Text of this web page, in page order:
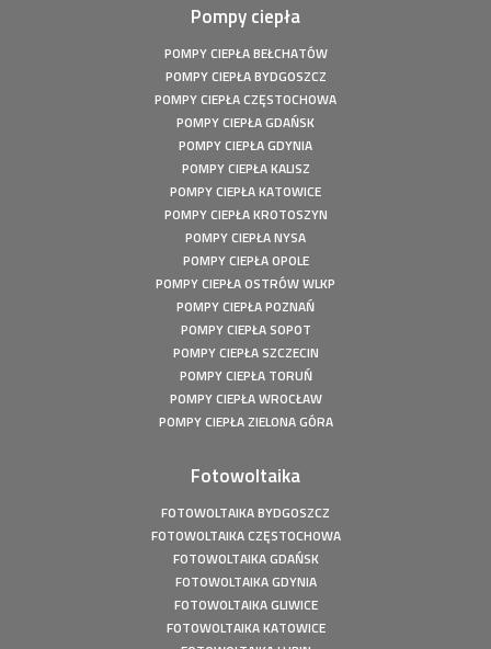
Fotowoltaika Wola Droszewska - Instalacja fotowoltaiczna
o mocy: 4,99 kWp
Fotowoltaika Aquapark Kalisz - Instalacja fotowoltaiczna o
Fotowoltaika Bełchatów - Instalacja fotowoltaiczna o
Pompa ciepła Kępiny Wielkie - Mitsubishi Heavy Split -
Pompa ciepła Wola Droszewska - Innova Nordic 10 KW
Fotowoltaika Wiśniowa Góra - Instalacja fotowoltaiczna o
Magazyn Energii Ródka - Sofar - BTS E5-DS5 - 5,12kWh
Magazyn Energii Młodoszowice - Sofar - BTS E5-DS5 -
Fotowoltaika Zajazd Ostoja - Instalacja fotowoltaiczna o
Fotowoltaika z magazynem energii - Łachów - Instalacja
Fotowoltaika Hanuszów - Instalacja fotowoltaiczna o
Fotowoltaika Biadki - Instalacja fotowoltaiczna o mocy:
Fotowoltaika Stargard- Instalacja fotowoltaiczna o mocy:
Fotowoltaika Uście - Instalacja fotowoltaiczna o mocy:
Pompy ciepła
POMPY CIEPŁA BEŁCHATÓW
POMPY CIEPŁA BYDGOSZCZ
POMPY CIEPŁA CZĘSTOCHOWA
POMPY CIEPŁA GDAŃSK
POMPY CIEPŁA GDYNIA
POMPY CIEPŁA KALISZ
POMPY CIEPŁA KATOWICE
POMPY CIEPŁA KROTOSZYN
POMPY CIEPŁA NYSA
POMPY CIEPŁA OPOLE
POMPY CIEPŁA OSTRÓW WLKP
POMPY CIEPŁA POZNAŃ
POMPY CIEPŁA SOPOT
POMPY CIEPŁA SZCZECIN
POMPY CIEPŁA TORUŃ
POMPY CIEPŁA WROCŁAW
POMPY CIEPŁA ZIELONA GÓRA
Fotowoltaika
FOTOWOLTAIKA BYDGOSZCZ
FOTOWOLTAIKA CZĘSTOCHOWA
FOTOWOLTAIKA GDAŃSK
FOTOWOLTAIKA GDYNIA
FOTOWOLTAIKA GLIWICE
FOTOWOLTAIKA KATOWICE